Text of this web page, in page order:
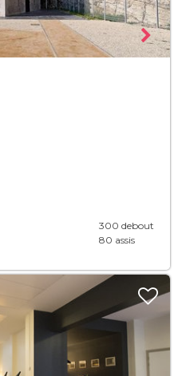
300 debout
80 assis